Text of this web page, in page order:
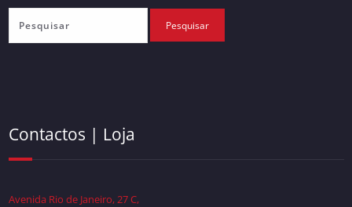
Contactos | Loja
Avenida Rio de Janeiro, 27 C,